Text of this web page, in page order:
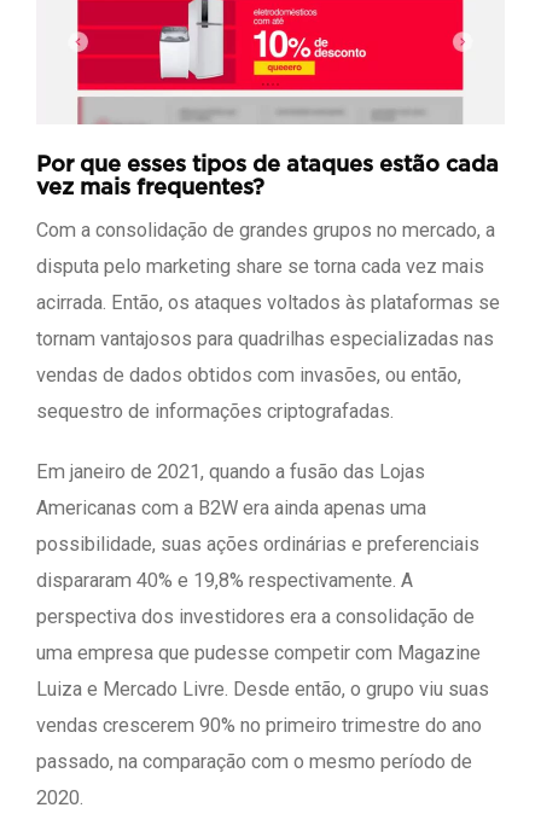
Por que esses tipos de ataques estão cada
vez mais frequentes?
Com a consolidação de grandes grupos no mercado, a
disputa pelo marketing share se torna cada vez mais
acirrada. Então, os ataques voltados às plataformas se
tornam vantajosos para quadrilhas especializadas nas
vendas de dados obtidos com invasões, ou então,
sequestro de informações criptografadas.
Em janeiro de 2021, quando a fusão das Lojas
Americanas com a B2W era ainda apenas uma
possibilidade, suas ações ordinárias e preferenciais
dispararam 40% e 19,8% respectivamente. A
perspectiva dos investidores era a consolidação de
uma empresa que pudesse competir com Magazine
Luiza e Mercado Livre. Desde então, o grupo viu suas
vendas crescerem 90% no primeiro trimestre do ano
passado, na comparação com o mesmo período de
2020.